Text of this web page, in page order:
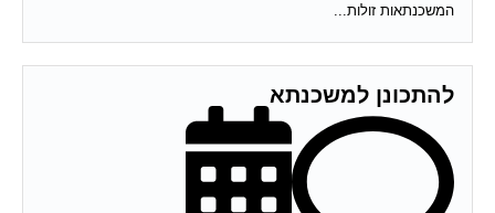
המשכנתאות זולות...
להתכונן למשכנתא